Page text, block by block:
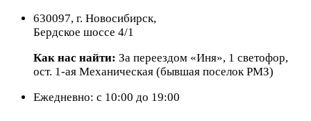
630097, г. Новосибирск,
Бердское шоссе 4/1
Как нас найти: За переездом «Иня», 1 светофор,
ост. 1-ая Механическая (бывшая поселок РМЗ)
Ежедневно: с 10:00 до 19:00